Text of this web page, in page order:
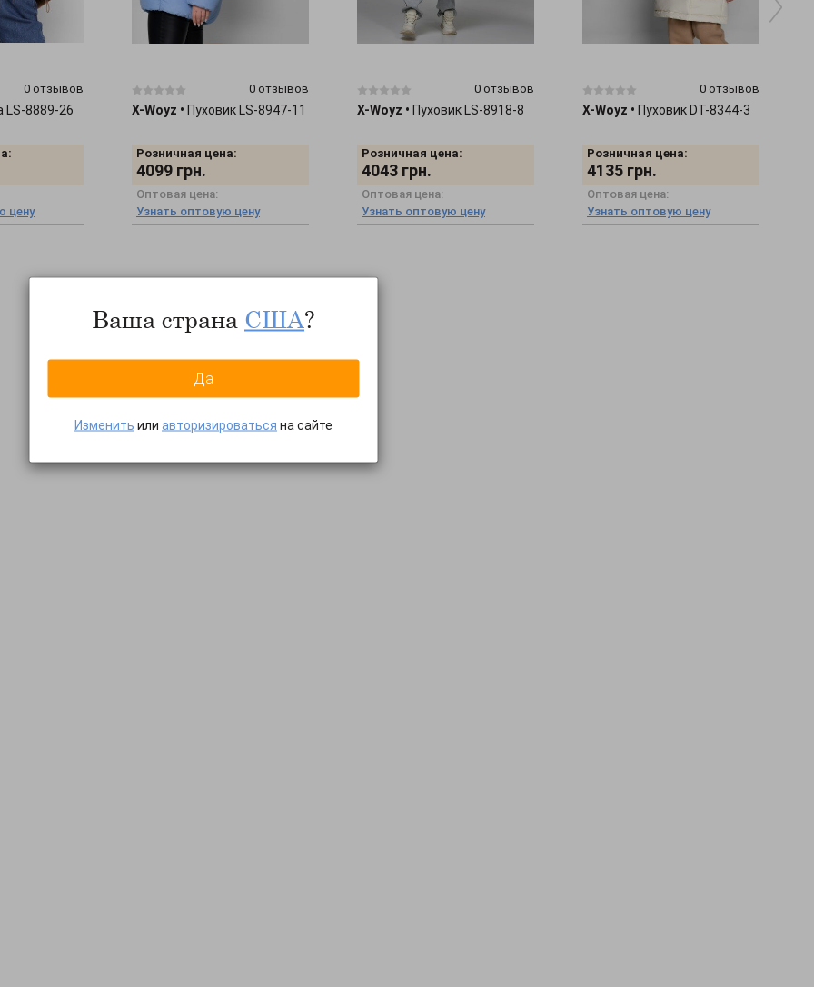
0 отзывов
LS-8889-26
цену
0 отзывов
X-Woyz • Пуховик LS-8947-11
Розничная цена:
4099 грн.
Оптовая цена:
Узнать оптовую цену
0 отзывов
X-Woyz • Пуховик LS-8918-8
Розничная цена:
4043 грн.
Оптовая цена:
Узнать оптовую цену
0 отзывов
X-Woyz • Пуховик DT-8344-3
Розничная цена:
4135 грн.
Оптовая цена:
Узнать оптовую цену
Ваша страна США?
Да
Изменить или авторизироваться на сайте